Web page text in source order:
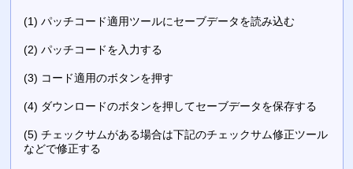
(1) パッチコード適用ツールにセーブデータを読み込む
(2) パッチコードを入力する
(3) コード適用のボタンを押す
(4) ダウンロードのボタンを押してセーブデータを保存する
(5) チェックサムがある場合は下記のチェックサム修正ツール
などで修正する